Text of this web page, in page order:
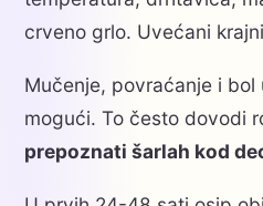
crveno grlo. Uvećani
Mučenje, povraćanje i
mogući. To često dovodi
prepoznati šarlah kod